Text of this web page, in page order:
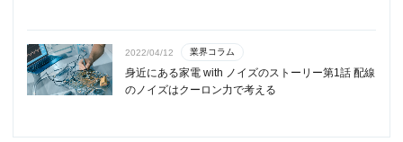
2022/04/12 業界コラム
身近にある家電 with ノイズのストーリー第1話 配線
のノイズはクーロン力で考える